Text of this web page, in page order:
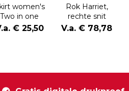
women's
Two in one
€ 25,50
Rok Harriet,
rechte snit
V.a. € 78,78